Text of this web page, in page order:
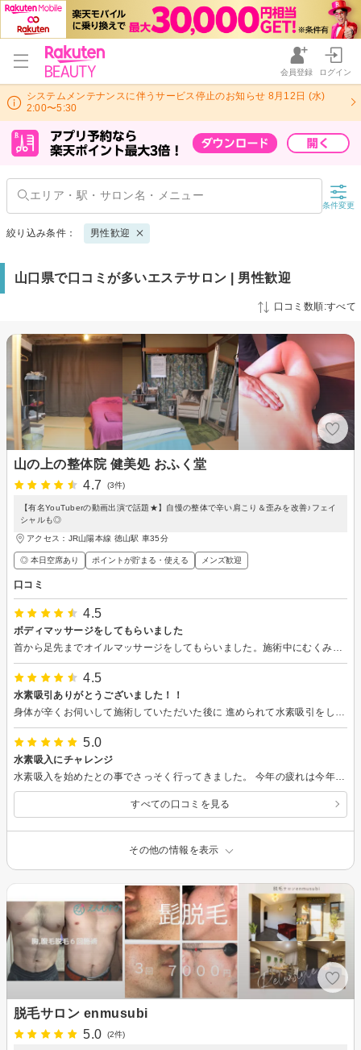
会員登録 ログイン
システムメンテナンスに伴うサービス停止のお知らせ 8月12日 (水)
2:00〜5:30
条件変更
絞り込み条件： 男性歓迎
山口県で口コミが多いエステサロン | 男性歓迎
口コミ数順:すべて
山の上の整体院 健美処 おふく堂
4.7
(3件)
【有名YouTuberの動画出演で話題★】自慢の整体で辛い肩こり＆歪みを改善♪フェイ
シャルも◎
アクセス：JR山陽本線 徳山駅 車35分
◎ 本日空席あり ポイントが貯まる・使える メンズ歓迎
口コミ
4.5
ボディマッサージをしてもらいました
4.5
水素吸引ありがとうございました！！
5.0
水素吸入にチャレンジ
水素吸入を始めたとの事でさっそく行ってきました。 今年の疲れは今年のうちにって事で水素吸入とやっぱり小顔矯正( . ) スッキリして最高でした( ´ ` ) 水素のおかげで、体内デトックスと顔のむくみもスッキリ。 また伺いまーす。
すべての口コミを見る
その他の情報を表示
脱毛サロン enmusubi
5.0
(2件)